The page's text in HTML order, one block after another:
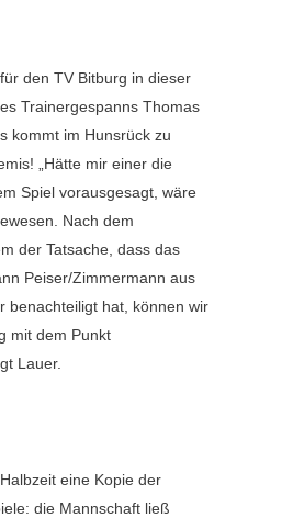
den TV Bitburg in dieser
Trainergespanns Thomas
kommt im Hunsrück zu
„Hätte mir einer die
Spiel vorausgesagt, wäre
Nach dem
der Tatsache, dass das
Peiser/Zimmermann aus
benachteiligt hat, können wir
mit dem Punkt
Lauer.
eine Kopie der
die Mannschaft ließ